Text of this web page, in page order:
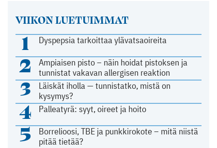
VIIKON LUETUIMMAT
1 Dyspepsia tarkoittaa ylävatsaoireita
2
Ampiaisen pisto – näin hoidat pistoksen ja
tunnistat vakavan allergisen reaktion
3
Läiskät iholla — tunnistatko, mistä on
kysymys?
4 Palleatyrä: syyt, oireet ja hoito
5
Borrelioosi, TBE ja punkkirokote – mitä niistä
pitää tietää?